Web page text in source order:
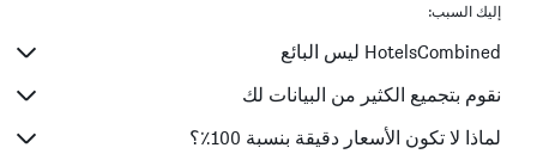
إليك السبب:
HotelsCombined ليس البائع
نقوم بتجميع الكثير من البيانات لك
لماذا لا تكون الأسعار دقيقة بنسبة 100٪؟